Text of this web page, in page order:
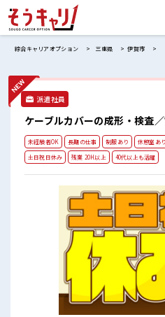
綜合キャリアオプション 三重県 伊賀市
派遣社員
ケーブルカバーの成形・検査
未経験者OK 長期の仕事 制服あり 休憩室あり
土日祝日休み
残業 20H以上 40代以上も活躍